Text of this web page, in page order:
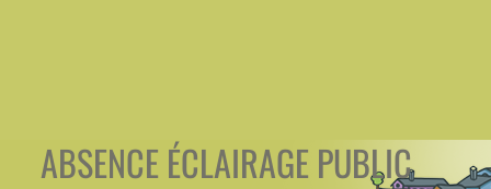
ABSENCE ÉCLAIRAGE PUBLIC